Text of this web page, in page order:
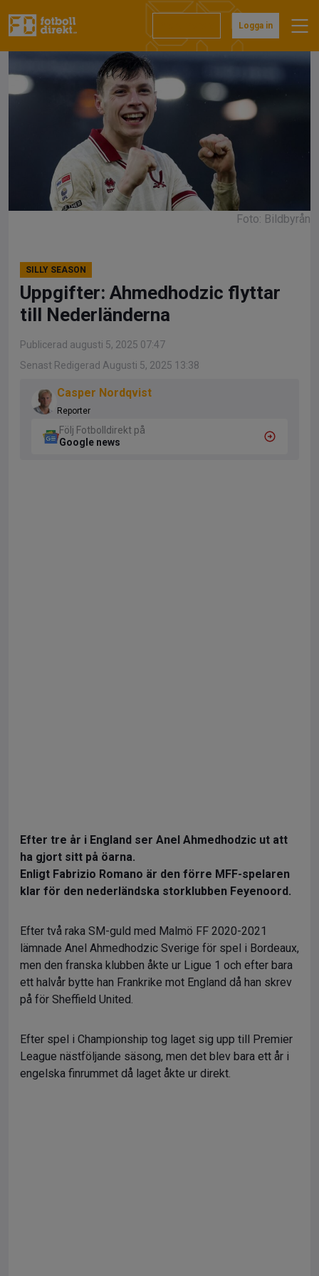
till
Logga in
Foto: Bildbyrån
SILLY SEASON
Uppgifter: Ahmedhodzic flyttar
till Nederländerna
Publicerad augusti 5, 2025 07:47
Senast Redigerad Augusti 5, 2025 13:38
Casper Nordqvist
Reporter
Följ Fotbolldirekt på
Google news
Efter tre år i England ser Anel Ahmedhodzic ut att
ha gjort sitt på öarna.
Enligt Fabrizio Romano är den förre MFF-spelaren
klar för den nederländska storklubben Feyenoord.
Efter två raka SM-guld med Malmö FF 2020-2021
lämnade Anel Ahmedhodzic Sverige för spel i Bordeaux,
men den franska klubben åkte ur Ligue 1 och efter bara
ett halvår bytte han Frankrike mot England då han skrev
på för Sheffield United.
Efter spel i Championship tog laget sig upp till Premier
League nästföljande säsong, men det blev bara ett år i
engelska finrummet då laget åkte ur direkt.